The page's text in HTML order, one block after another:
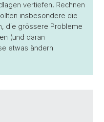
vertiefen, Rechnen
insbesondere die
die grössere Probleme
(und daran
etwas ändern